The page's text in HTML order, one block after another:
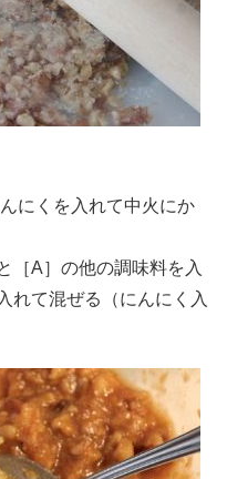
にくを入れて中火にか
A］の他の調味料を入
れて混ぜる（にんにく入